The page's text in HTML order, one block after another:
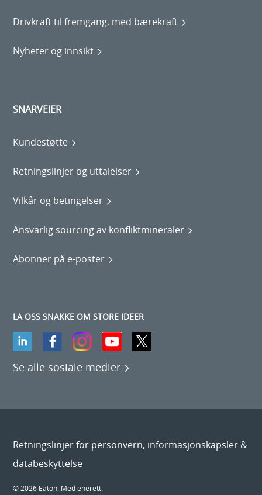
Drivkraft til fremgang, med bærekraft
Nyheter og innsikt
SNARVEIER
Kundestøtte
Retningslinjer og uttalelser
Vilkår og betingelser
Ansvarlig sourcing av konfliktmineraler
Abonner på e-poster
LA OSS SNAKKE OM STORE IDEER
Se alle sosiale medier
Retningslinjer for personvern, informasjonskapsler &
databeskyttelse
© 2026 Eaton. Med enerett.